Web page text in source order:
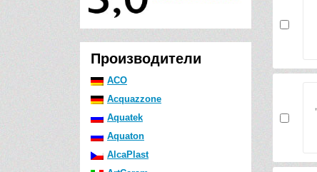
Производители
ACO
Acquazzone
Aquatek
Aquaton
AlcaPlast